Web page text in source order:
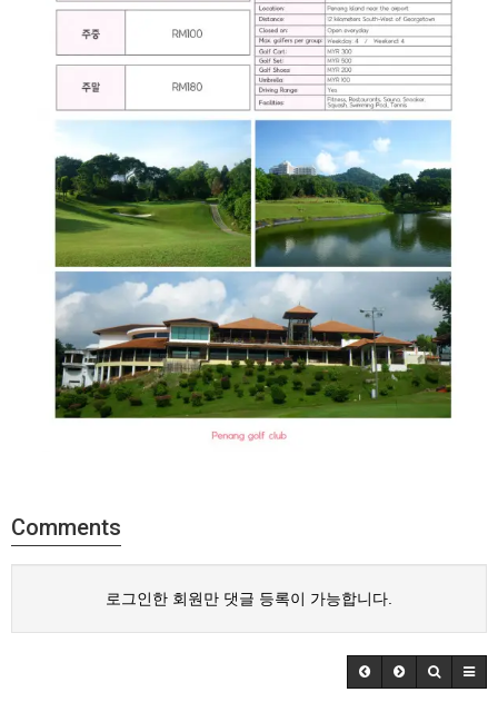
Comments
로그인한 회원만 댓글 등록이 가능합니다.